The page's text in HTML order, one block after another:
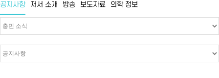
공지사항 저서 소개 방송 보도자료 의학 정보